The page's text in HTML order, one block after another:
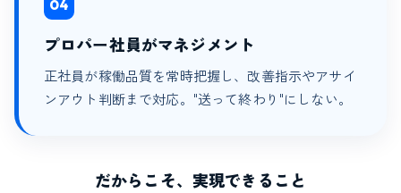
04
プロパー社員がマネジメント
正社員が稼働品質を常時把握し、改善指示やアサイ
ンアウト判断まで対応。"送って終わり"にしない。
だからこそ、実現できること